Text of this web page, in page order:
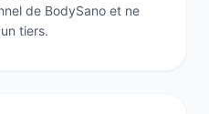
de BodySano et ne
tiers.